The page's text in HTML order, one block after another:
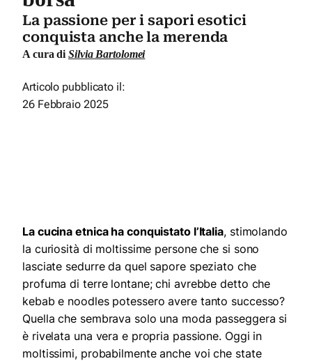
La passione per i sapori esotici
conquista anche la merenda
A cura di Silvia Bartolomei
Articolo pubblicato il:
26 Febbraio 2025
La cucina etnica ha conquistato l’Italia, stimolando
la curiosità di moltissime persone che si sono
lasciate sedurre da quel sapore speziato che
profuma di terre lontane; chi avrebbe detto che
kebab e noodles potessero avere tanto successo?
Quella che sembrava solo una moda passeggera si
è rivelata una vera e propria passione. Oggi in
moltissimi, probabilmente anche voi che state